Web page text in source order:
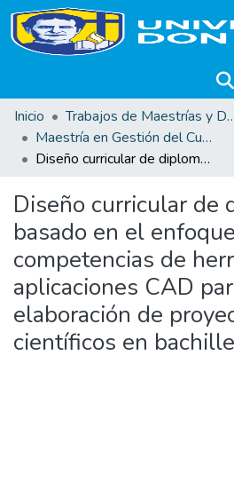
Inicio
Trabajos de
Maestría en Gestión del Curriculum, Didáctica y Evaluación por Competencias
Diseño curricular de diplomado basado en el enfoque por competencias de herramientas y aplicaciones CAD para la elaboración de proyectos técnico-científicos en bachilleratos técnicos
Diseño curricular de
basado en el
competencias de
aplicaciones CAD
elaboración de
científicos en